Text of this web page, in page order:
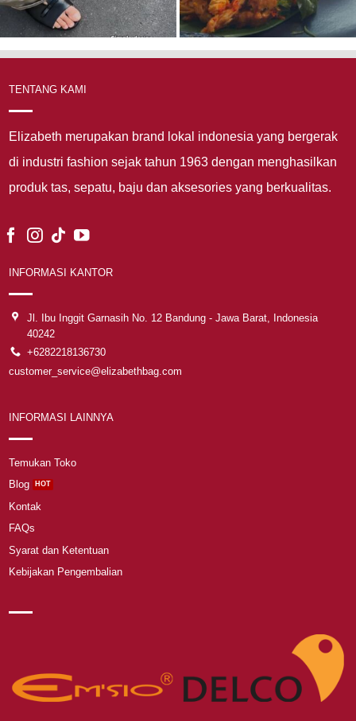
TENTANG KAMI
Elizabeth merupakan brand lokal indonesia yang bergerak
di industri fashion sejak tahun 1963 dengan menghasilkan
produk tas, sepatu, baju dan aksesories yang berkualitas.
INFORMASI KANTOR
Jl. Ibu Inggit Garnasih No. 12 Bandung - Jawa Barat, Indonesia
40242
+6282218136730
customer_service@elizabethbag.com
INFORMASI LAINNYA
Temukan Toko
Blog
Kontak
FAQs
Syarat dan Ketentuan
Kebijakan Pengembalian